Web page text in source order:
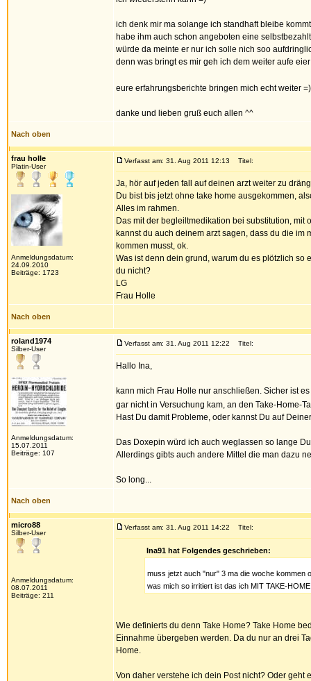
ich denk mir ma solange ich standhaft bleibe
habe ihm auch schon angeboten eine
würde da meinte er nur ich solle nich soo
denn was bringt es mir geh ich dem weiter aufe
eure erfahrungsberichte bringen mich echt weiter
danke und lieben gruß euch allen ^^
Nach oben
frau holle
Platin-User
Anmeldungsdatum:
24.09.2010
Beiträge: 1723
Verfasst am: 31. Aug 2011 12:13 Titel:
Ja, hör auf jeden fall auf deinen arzt weiter zu
Du bist bis jetzt ohne take home ausgekommen,
Alles im rahmen.
Das mit der begleiltmedikation bei substitution,
kannst du auch deinem arzt sagen, dass du die im
kommen musst, ok.
Was ist denn dein grund, warum du es plötzlich so
du nicht?
LG
Frau Holle
Nach oben
roland1974
Silber-User
Anmeldungsdatum:
15.07.2011
Beiträge: 107
Verfasst am: 31. Aug 2011 12:22 Titel:
Hallo Ina,
kann mich Frau Holle nur anschließen. Sicher ist
gar nicht in Versuchung kam, an den Take-Home-
Hast Du damit Probleme, oder kannst Du auf
Das Doxepin würd ich auch weglassen so lange
Allerdings gibts auch andere Mittel die man dazu
So long...
Nach oben
micro88
Silber-User
Anmeldungsdatum:
08.07.2011
Beiträge: 211
Verfasst am: 31. Aug 2011 14:22 Titel:
Ina91 hat Folgendes geschrieben:
muss jetzt auch "nur" 3 ma die woche kommen
was mich so irritiert ist das ich MIT TAKE-
Wie definierts du denn Take Home? Take Home
Einnahme übergeben werden. Da du nur an drei
Home.
Von daher verstehe ich dein Post nicht? Oder